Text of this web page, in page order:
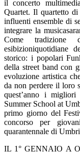
il concerto
Quartet. Il quartetto
influenti ensemble di
integrare la
Come tradizione
esibizioniquotidiane
storico: i popolari
della street band con
evoluzione artistica
da non perdere il loro
quest’anno i
Summer School at
primo giorno del
concorso per
quarantennale di
IL 1° GENNAIO A